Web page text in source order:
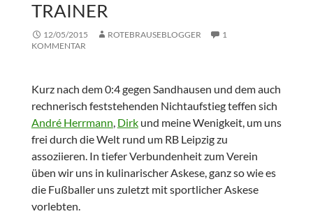
TRAINER
12/05/2015 ROTEBRAUSEBLOGGER
1
KOMMENTAR
Kurz nach dem 0:4 gegen Sandhausen und dem auch
rechnerisch feststehenden Nichtaufstieg teffen sich
André Herrmann, Dirkund meine Wenigkeit, um uns
frei durch die Welt rund um RB Leipzig zu
assoziieren. In tiefer Verbundenheit zum Verein
üben wir uns in kulinarischer Askese, ganz so wie es
die Fußballer uns zuletzt mit sportlicher Askese
vorlebten.